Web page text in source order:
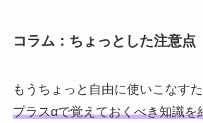
コラム：ちょっとした注意点
もうちょっと自由に使いこなすた
プラスαで覚えておくべき知識を